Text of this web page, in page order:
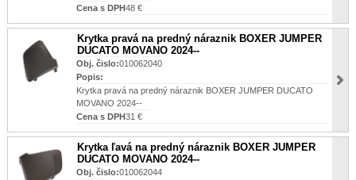
Cena s DPH48 €
Krytka pravá na predný náraznik BOXER JUMPER
DUCATO MOVANO 2024--
Obj. čislo:010062040
Popis:
Krytka pravá na predný náraznik BOXER JUMPER DUCATO
MOVANO 2024--
Cena s DPH31 €
Krytka ľavá na predný náraznik BOXER JUMPER
DUCATO MOVANO 2024--
Obj. čislo:010062044